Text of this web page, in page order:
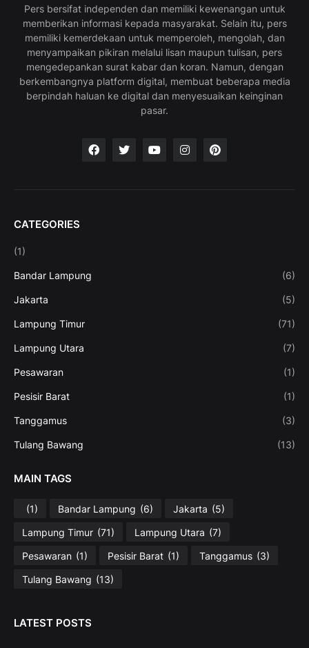
Pers bersifat independen dan memiliki kewenangan untuk
memberikan informasi kepada masyarakat. Selain itu, pers
memiliki kemerdekaan untuk memperoleh, mengolah, dan
menyampaikan pikiran melalui lisan maupun tulisan, pers
mengedepankan surat kabar dan koran. Namun, dengan
berkembangnya platform digital, membuat beberapa media
berpindah haluan ke digital dan menyesuaikan keinginan
pasar.
CATEGORIES
(1)
Bandar Lampung (6)
Jakarta (5)
Lampung Timur (71)
Lampung Utara (7)
Pesawaran (1)
Pesisir Barat (1)
Tanggamus (3)
Tulang Bawang (13)
MAIN TAGS
(1) Bandar Lampung (6) Jakarta (5)
Lampung Timur (71) Lampung Utara (7)
Pesawaran (1) Pesisir Barat (1) Tanggamus (3)
Tulang Bawang (13)
LATEST POSTS